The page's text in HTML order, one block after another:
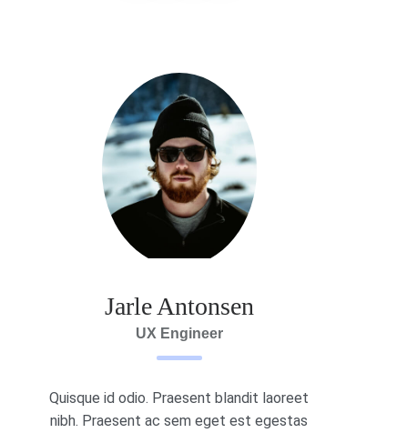
Jarle Antonsen
UX Engineer
Quisque id odio. Praesent blandit laoreet
nibh. Praesent ac sem eget est egestas